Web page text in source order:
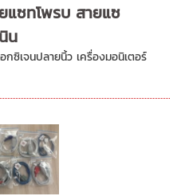
ซทโพรบ สายแซ
น
ซิเจนปลายนิ้ว เครื่องมอนิเตอร์